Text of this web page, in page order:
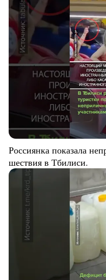
Россиянка показала
шествия в Тбилиси.